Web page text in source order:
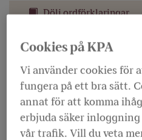
Dölj ordförklaringar
E-legitimationen eller
fungerar som en
kopplad till en specifik
som kommer att
varje användare både
elektroniskt och ha
Cookies på KPA
Vi använder cookies för
fungera på ett bra sätt.
annat för att komma
erbjuda säker
vår trafik. Vill du veta